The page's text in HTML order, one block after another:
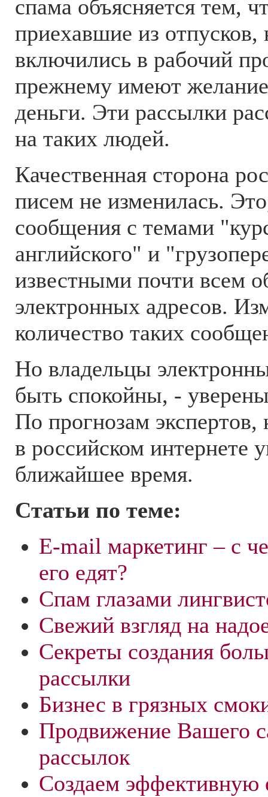
спама объясняется тем,
приехавшие из
включились в рабочий
прежнему имеют желание
деньги. Эти рассылки
на таких людей.
Качественная сторона
писем не изменилась.
сообщения с темами
английского" и
известными почти всем
электронных адресов.
количество таких
Но владельцы
быть спокойны, -
По прогнозам экспертов,
в российском интернете
ближайшее время.
Статьи по теме:
E-mail маркетинг – с
его едят?
Спам глазами
Свежий взгляд на
Секреты создания
рассылки
Бизнес в грязных
Продвижение Вашего
рассылок
Создаем эффективную